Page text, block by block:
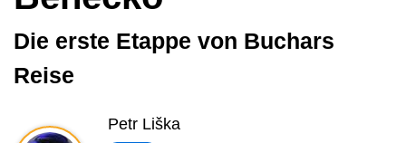
Die erste Etappe von Buchars
Reise
Petr Liška